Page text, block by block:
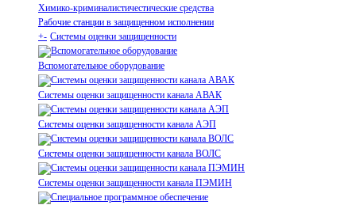
Химико-криминалистичестические средства
Рабочие станции в защищенном исполнении
+- Системы оценки защищенности
Вспомогательное оборудование
Системы оценки защищенности канала АВАК
Системы оценки защищенности канала АЭП
Системы оценки защищенности канала ВОЛС
Системы оценки защищенности канала ПЭМИН